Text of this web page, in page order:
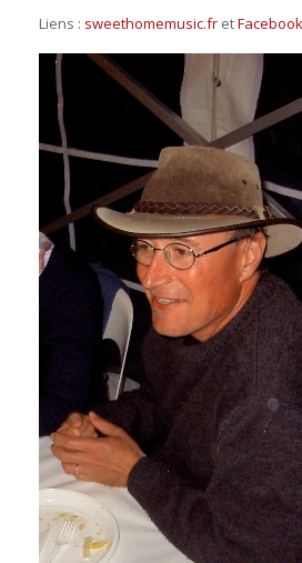
Liens : sweethomemusic.fr etFacebook